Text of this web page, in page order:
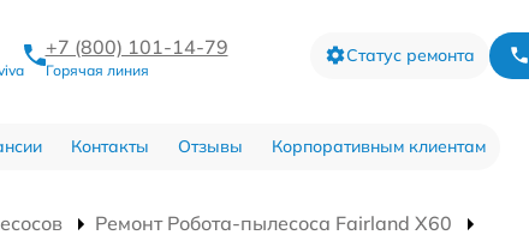
+7 (800) 101-14-79
Горячая линия
Статус ремонта
Контакты Отзывы Корпоративным клиентам
Ремонт Робота-пылесоса Fairland X60